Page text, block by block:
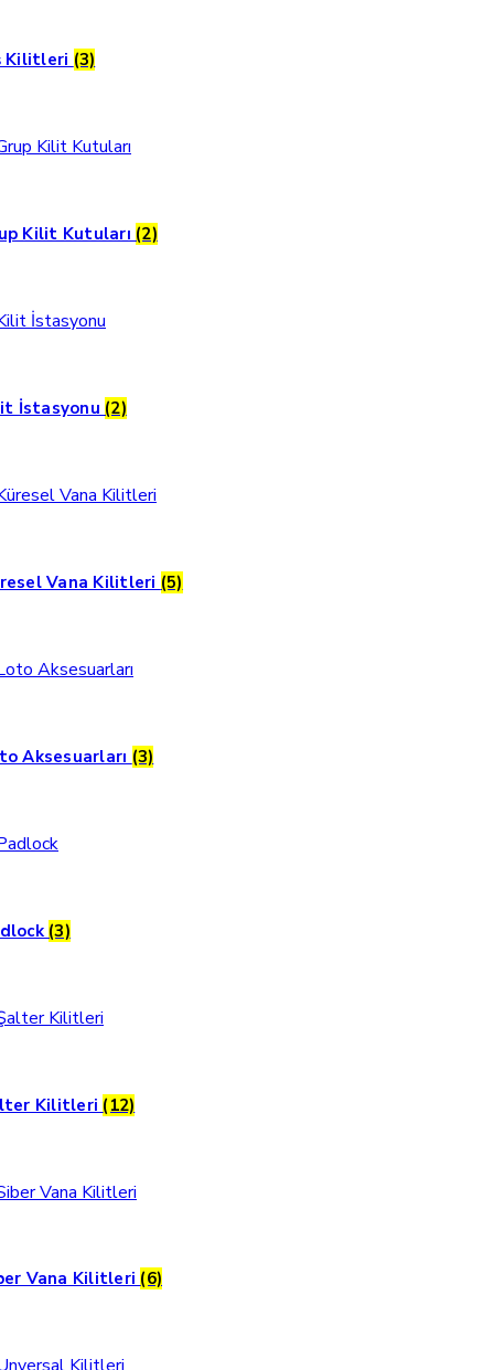
Kilitleri (3)
Kilit Kutuları (2)
İstasyonu (2)
Vana Kilitleri (5)
Aksesuarları (3)
(3)
Kilitleri (12)
Vana Kilitleri (6)